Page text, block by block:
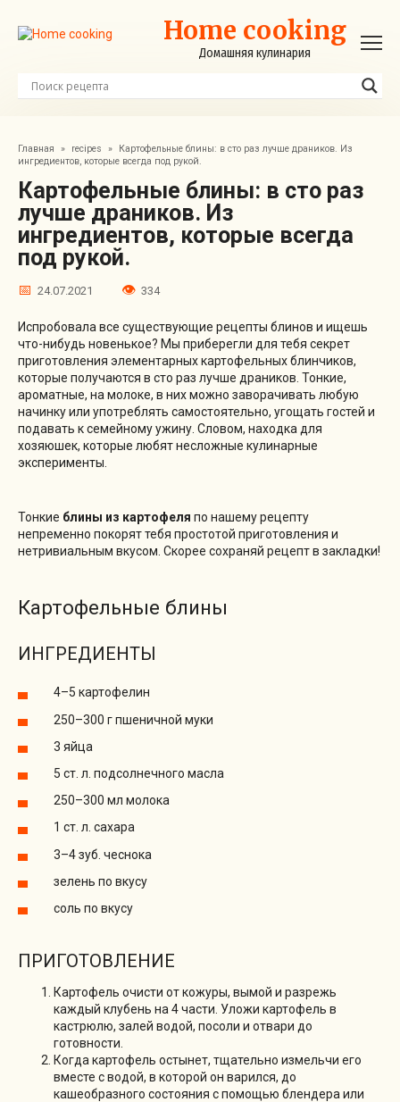
контенту
Home cooking
Домашняя кулинария
Главная » recipes »
Картофельные блины: в сто раз лучше драников. Из
ингредиентов, которые всегда под рукой.
Картофельные блины: в сто раз
лучше драников. Из
ингредиентов, которые всегда
под рукой.
24.07.2021 334
Испробовала все существующие рецепты блинов и ищешь
что-нибудь новенькое? Мы приберегли для тебя секрет
приготовления элементарных картофельных блинчиков,
которые получаются в сто раз лучше драников. Тонкие,
ароматные, на молоке, в них можно заворачивать любую
начинку или употреблять самостоятельно, угощать гостей и
подавать к семейному ужину. Словом, находка для
хозяюшек, которые любят несложные кулинарные
эксперименты.
Тонкие блины из картофеля по нашему рецепту
непременно покорят тебя простотой приготовления и
нетривиальным вкусом. Скорее сохраняй рецепт в закладки!
Картофельные блины
ИНГРЕДИЕНТЫ
4–5 картофелин
250–300 г пшеничной муки
3 яйца
5 ст. л. подсолнечного масла
250–300 мл молока
1 ст. л. сахара
3–4 зуб. чеснока
зелень по вкусу
соль по вкусу
ПРИГОТОВЛЕНИЕ
Картофель очисти от кожуры, вымой и разрежь
каждый клубень на 4 части. Уложи картофель в
кастрюлю, залей водой, посоли и отвари до
готовности.
Когда картофель остынет, тщательно измельчи его
вместе с водой, в которой он варился, до
кашеобразного состояния с помощью блендера или